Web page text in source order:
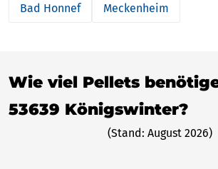
Bad Honnef Meckenheim
Wie viel Pellets
53639 Königswinter?
(Stand: August 2026)